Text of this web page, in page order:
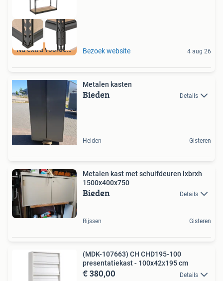
Nu extra voordeel Bezoek website 4 aug 26
Metalen kasten
Bieden Details
Helden Gisteren
Metalen kast met schuifdeuren lxbrxh
1500x400x750
Bieden Details
Rijssen Gisteren
(MDK-107663) CH CHD195-100
presentatiekast - 100x42x195 cm
€ 380,00 Details